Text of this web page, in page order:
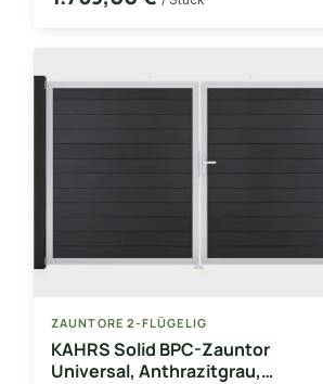
ZAUNTORE 2-FLÜGELIG
KAHRS Solid BPC-Zauntor
Universal, Anthrazitgrau,